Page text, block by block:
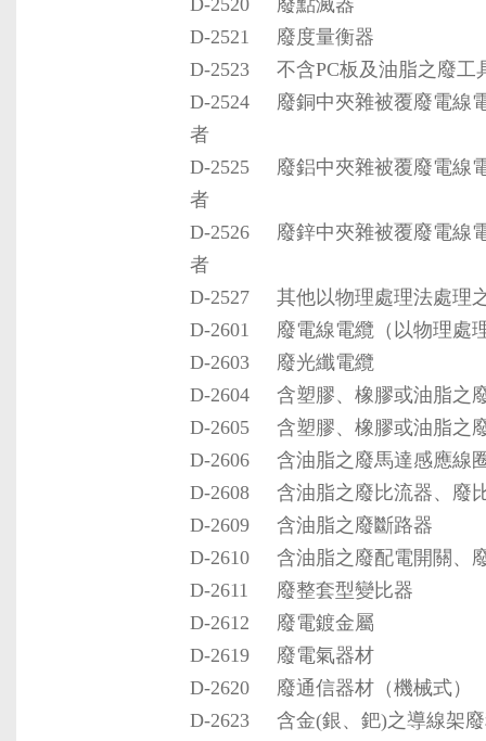
D-2520
廢點滅器
D-2521
廢度量衡器
D-2523
不含PC板及油脂之廢
D-2524
廢銅中夾雜被覆廢電線
者
D-2525
廢鋁中夾雜被覆廢電線
者
D-2526
廢鋅中夾雜被覆廢電線
者
D-2527
其他以物理處理法處理
D-2601
廢電線電纜（以物理處
D-2603
廢光纖電纜
D-2604
含塑膠、橡膠或油脂之
D-2605
含塑膠、橡膠或油脂之
D-2606
含油脂之廢馬達感應線
D-2608
含油脂之廢比流器、廢
D-2609
含油脂之廢斷路器
D-2610
含油脂之廢配電開關、
D-2611
廢整套型變比器
D-2612
廢電鍍金屬
D-2619
廢電氣器材
D-2620
廢通信器材（機械式）
D-2623
含金(銀、鈀)之導線架